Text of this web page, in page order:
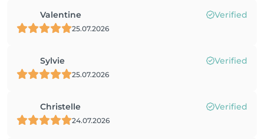
Valentine Verified
25.07.2026
Sylvie Verified
25.07.2026
Christelle Verified
24.07.2026